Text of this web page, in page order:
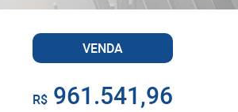
VENDA
R$961.541,96